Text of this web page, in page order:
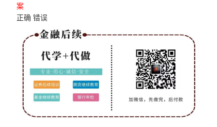
案
正确 错误